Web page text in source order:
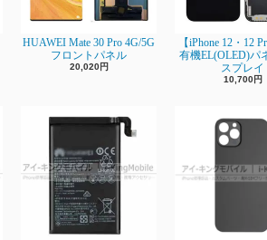
HUAWEI Mate 30 Pro 4G/5G
フロントパネル
20,020円
【iPhone 12・12
有機EL(OLED)パ
スプレイ
10,700円